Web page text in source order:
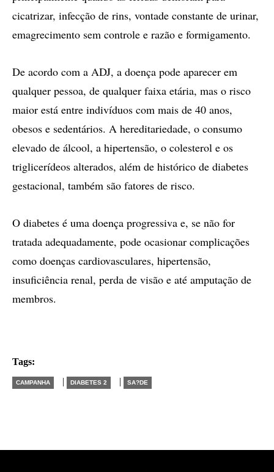
cicatrizar, infecção de rins, vontade constante de urinar,
emagrecimento sem controle e razão e formigamento.
De acordo com a ADJ, a doença pode aparecer em
qualquer pessoa, de qualquer faixa etária, mas o risco
maior está entre indivíduos com mais de 40 anos,
obesos e sedentários. A hereditariedade, o consumo
elevado de álcool, a hipertensão, o colesterol e os
triglicerídeos alterados, além de histórico de diabetes
gestacional, também são fatores de risco.
O diabetes é uma doença progressiva e, se não for
tratada adequadamente, pode ocasionar complicações
como doenças cardiovasculares, hipertensão,
insuficiência renal, perda de visão e até amputação de
membros.
Tags:
CAMPANHA | DIABETES 2 | SA?DE